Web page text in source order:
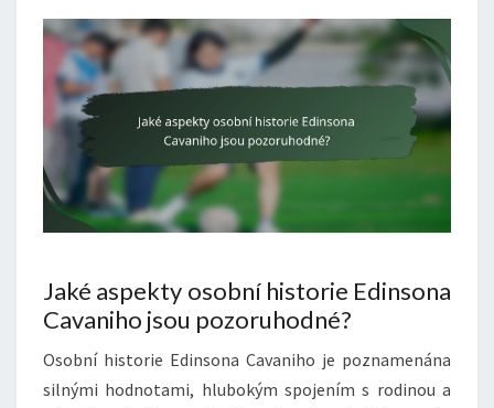
Jaké aspekty osobní historie Edinsona
Cavaniho jsou pozoruhodné?
Osobní historie Edinsona Cavaniho je poznamenána
silnými hodnotami, hlubokým spojením s rodinou a